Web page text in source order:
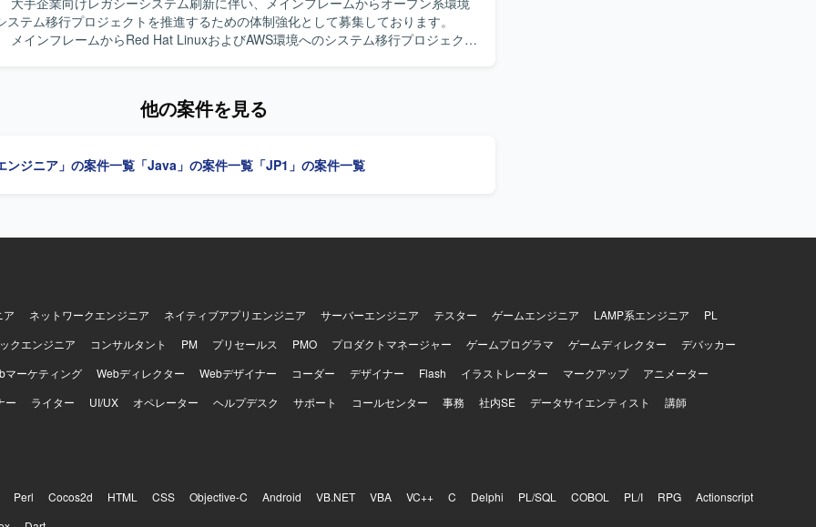
ステム会社の業務支援に参画し、社内向け・代理店向けシステムに関するプロジ
経験できるポジションです。お客様社員と近い立場で並走しながら、基盤更改や
ナイゼーションといったテーマに関わることで、上流寄りの推進力や調整力を磨
10.1へのバージョンアップを予定しています。ブラウザはIEモードから
への対応（モダナイゼーション）を予定しています。
ステム移行プロジェクトを推進するための体制強化として募集しております。
メインフレームからRed Hat LinuxおよびAWS環境へのシステム移行プロジェクト
業務を推進いただける方を求めております。顧客とのコミュニケーションを円滑
ェクトに参加いただけます。AWSやRed Hat Linuxなどの最新のインフラ環境と、
っております。
他の案件を見る
ンジニア」の案件一覧 「Java」の案件一覧 「JP1」の案件一覧
ア ネットワークエンジニア ネイティブアプリエンジニア サーバーエンジニア テスター ゲームエンジニア LAMP系エンジニア
PL
クエンジニア
コンサルタント PM プリセールス PMO プロダクトマネージャー ゲームプログラマ ゲームディレクター
デバッカー
マーケティング
Webディレクター Webデザイナー コーダー デザイナー Flash イラストレーター マークアップ
アニメーター
ー
ライター UI/UX オペレーター ヘルプデスク サポート コールセンター 事務 社内SE データサイエンティスト 講師
Perl Cocos2d HTML CSS Objective-C Android VB.NET VBA VC++ C Delphi PL/SQL COBOL PL/I RPG
Actionscript